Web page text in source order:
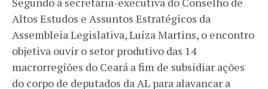
Altos Estudos e Assuntos Estratégicos da
Assembleia Legislativa, Luíza Martins, o encontro
objetiva ouvir o setor produtivo das 14
macrorregiões do Ceará a fim de subsidiar ações
do corpo de deputados da AL para alavancar a